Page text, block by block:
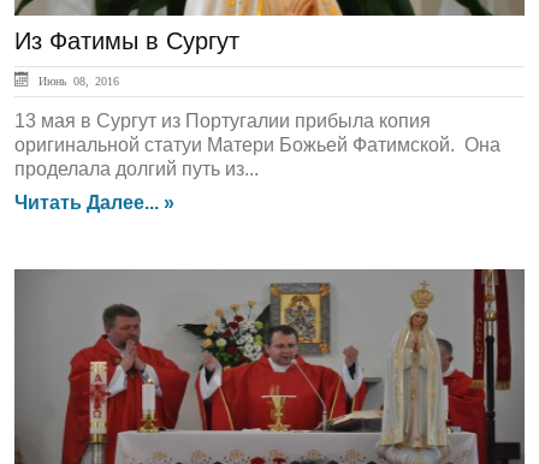
Из Фатимы в Сургут
Июнь 08, 2016
13 мая в Сургут из Португалии прибыла копия
оригинальной статуи Матери Божьей Фатимской. Она
проделала долгий путь из...
Читать Далее... »
ЛЕНТА НОВОСТЕЙ